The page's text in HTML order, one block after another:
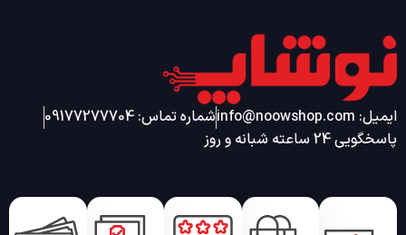
ایمیل: info@noowshop.com
شماره تماس: 09177277704
پاسخگویی 24 ساعته شبانه و روز